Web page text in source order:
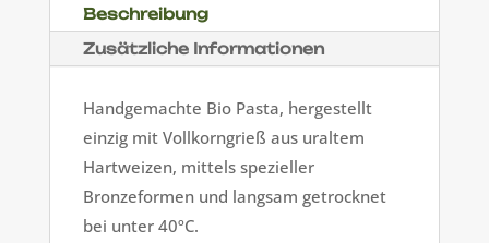
Beschreibung
Zusätzliche Informationen
Handgemachte Bio Pasta, hergestellt
einzig mit Vollkorngrieß aus uraltem
Hartweizen, mittels spezieller
Bronzeformen und langsam getrocknet
bei unter 40ºC.